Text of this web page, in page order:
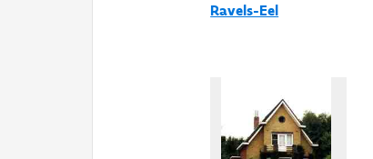
Ravels-Eel